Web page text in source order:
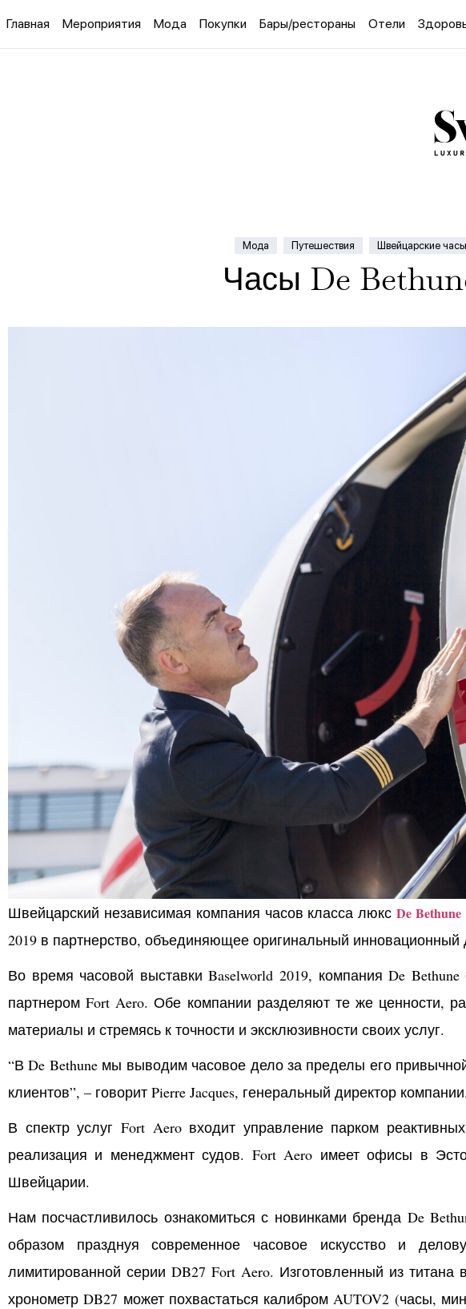
Главная Мероприятия Мода Покупки Бары/рестораны Отели
Мода Путешествия Швейцарские часы
Часы De
Швейцарский независимая компания часов класса люксDe Bethune
2019 в партнерство, объединяющее оригинальный инновационный
Во время часовой выставки Baselworld 2019, компания De
партнером Fort Aero. Обе компании разделяют те же ценности,
материалы и стремясь к точности и эксклюзивности своих услуг.
“В De Bethune мы выводим часовое дело за пределы его
клиентов”, – говорит Pierre Jacques, генеральный директор компании.
В спектр услуг Fort Aero входит управление парком
реализация и менеджмент судов. Fort Aero имеет офисы в
Швейцарии.
Нам посчастливилось ознакомиться с новинками бренда De
образом празднуя современное часовое искусство и
лимитированной серии DB27 Fort Aero. Изготовленный из титана
хронометр DB27 может похвастаться калибром AUTOV2 (часы,